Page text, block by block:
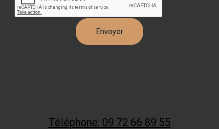
Téléphone: 09 72 66 89 55